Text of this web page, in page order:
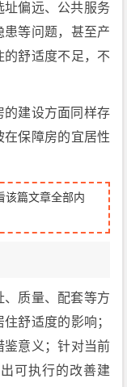
偏远、公共服务
等问题，甚至产
舒适度不足，不
的建设方面同样存
保障房的宜居性
该篇文章全部内
质量、配套等方
舒适度的影响；
鉴意义；针对当前
可执行的改善建